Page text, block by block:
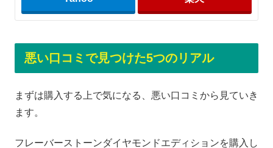
悪い口コミで見つけた5つのリアル
まずは購入する上で気になる、悪い口コミから見ていき
ます。
フレーバーストーンダイヤモンドエディションを購入し